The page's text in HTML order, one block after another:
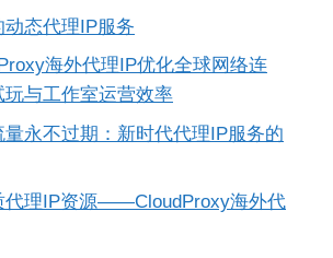
态代理IP服务
海外代理IP优化全球网络连
与工作室运营效率
永不过期：新时代代理IP服务的
代理IP资源——CloudProxy海外代